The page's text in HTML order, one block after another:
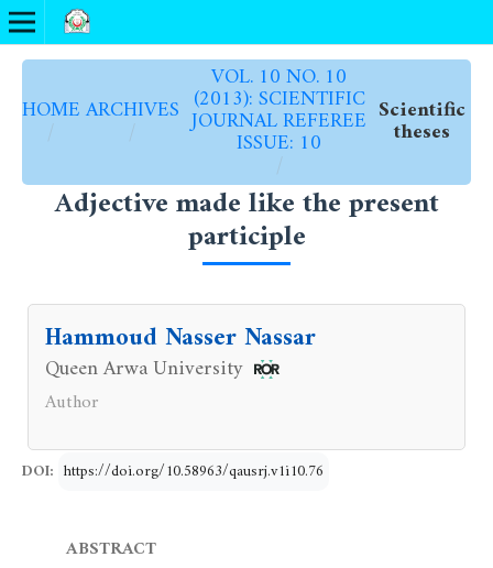
HOME
/
ARCHIVES
/
VOL. 10 NO. 10
(2013): SCIENTIFIC
JOURNAL REFEREE
ISSUE: 10
/
Scientific
theses
Adjective made like the present
participle
Hammoud Nasser Nassar
Queen Arwa University
Author
DOI: https://doi.org/10.58963/qausrj.v1i10.76
ABSTRACT